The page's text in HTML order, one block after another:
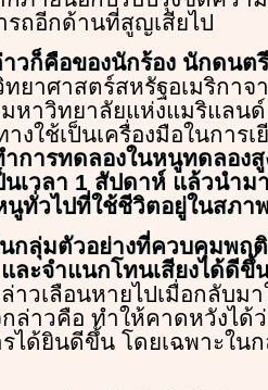
ถอีกด้านที่สูญเสียไป
วก็คือของนักร้อง นักดนต
ยาศาสตร์สหรัฐอเมริกา
หาวิทยาลัยแห่งแมริแลน
งใช้เป็นเครื่องมือในการ
การทดลองในหนูทดลอง
นเวลา 1 สัปดาห์ แล้วนำ
นูทั่วไปที่ใช้ชีวิตอยู่ในสภา
กลุ่มตัวอย่างที่ควบคุมพฤ
ละจำแนกโทนเสียงได้ดี
าวเลือนหายไปเมื่อกลับม
ล่าวคือ ทำให้คาดหวังได้
ด้ยินดีขึ้น โดยเฉพาะใน